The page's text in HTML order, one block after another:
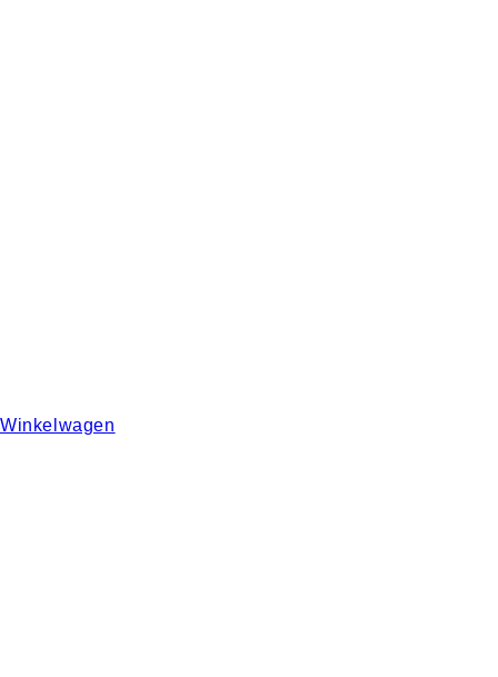
Winkelwagen